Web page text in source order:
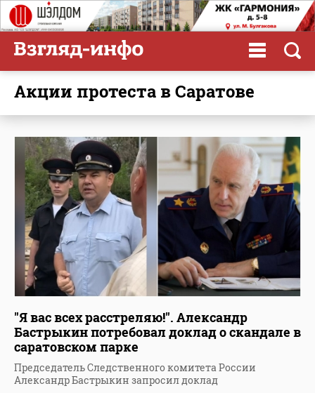
акции протеста в Саратове
"Я вас всех расстреляю!". Александр
Бастрыкин потребовал доклад о скандале в
саратовском парке
Председатель Следственного комитета России
Александр Бастрыкин запросил доклад